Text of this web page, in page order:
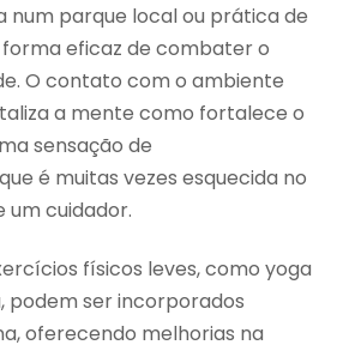
num parque local ou prática de
eficaz de combater o
O contato com o ambiente
a mente como fortalece o
sensação de
é muitas vezes esquecida no
um cuidador.
físicos leves, como yoga
podem ser incorporados
oferecendo melhorias na